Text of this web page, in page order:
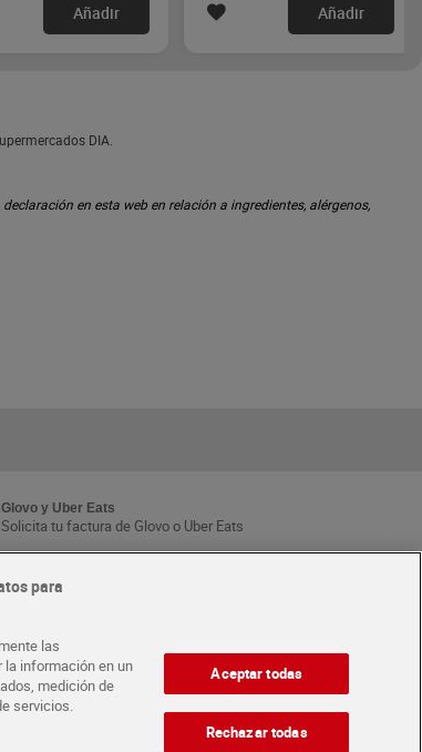
Añadir Añadir
DIA.
en esta web en relación a ingredientes, alérgenos,
Glovo y Uber Eats
Solicita tu factura de Glovo o Uber Eats
¡Solicita tu tarjeta de crédito aquí!
para
las
información en un
medición de
servicios.
Aceptar todas
Rechazar todas